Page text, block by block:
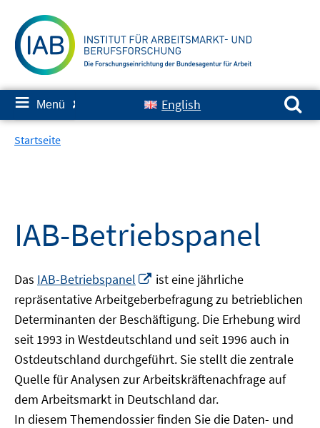
zum
Inhalt
≡ Menü ✘ English
Suchen nach:
Startseite
IAB-Betriebspanel
Das IAB-Betriebspanel
In
neuem
Fenster
öffnen
ist eine jährliche
repräsentative Arbeitgeberbefragung zu betrieblichen
Determinanten der Beschäftigung. Die Erhebung wird
seit 1993 in Westdeutschland und seit 1996 auch in
Ostdeutschland durchgeführt. Sie stellt die zentrale
Quelle für Analysen zur Arbeitskräftenachfrage auf
dem Arbeitsmarkt in Deutschland dar.
In diesem Themendossier finden Sie die Daten- und